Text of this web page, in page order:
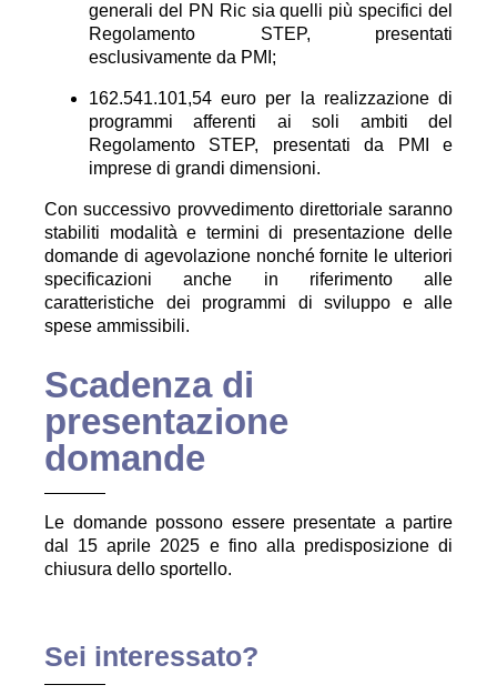
generali del PN Ric sia quelli più specifici del
Regolamento STEP, presentati
esclusivamente da PMI;
162.541.101,54 euro per la realizzazione di
programmi afferenti ai soli ambiti del
Regolamento STEP, presentati da PMI e
imprese di grandi dimensioni.
Con successivo provvedimento direttoriale saranno
stabiliti modalità e termini di presentazione delle
domande di agevolazione nonché fornite le ulteriori
specificazioni anche in riferimento alle
caratteristiche dei programmi di sviluppo e alle
spese ammissibili.
Scadenza di
presentazione
domande
Le domande possono essere presentate a partire
dal 15 aprile 2025 e fino alla predisposizione di
chiusura dello sportello.
Sei interessato?